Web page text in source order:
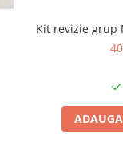
Kit revizie grup